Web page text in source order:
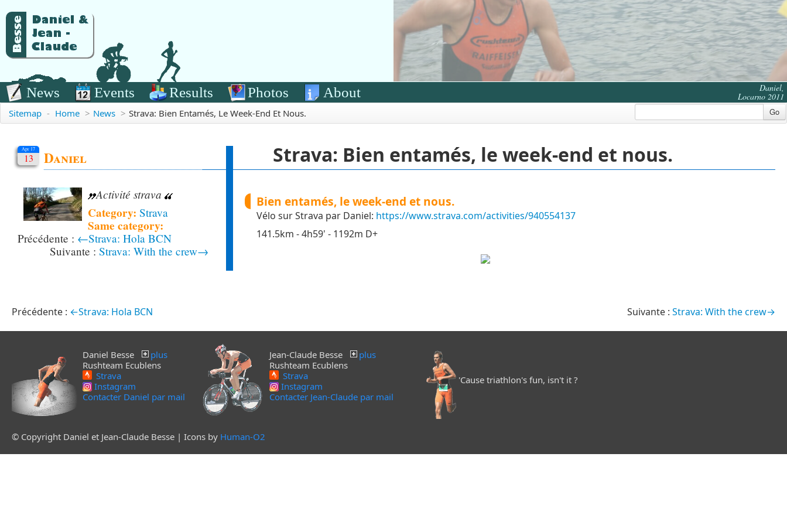
Daniel,
Locarno 2011
News Events Results Photos About
Go
Sitemap - Home > News > Strava: Bien Entamés, Le Week-End Et Nous.
Apr 17
13 Daniel
Activité strava
Category: Strava
Same category:
←Strava: Hola BCN
Strava: With the crew→
Strava: Bien entamés, le week-end et nous.
Bien entamés, le week-end et nous.
Vélo sur Strava par Daniel: https://www.strava.com/activities/940554137
141.5km - 4h59' - 1192m D+
←Strava: Hola BCN Strava: With the crew→
Daniel Besse
plus
Rushteam Ecublens
Strava
Instagram
Contacter Daniel par mail
Jean-Claude Besse
plus
Rushteam Ecublens
Strava
Instagram
Contacter Jean-Claude par mail
'Cause triathlon's fun, isn't it ?
© Copyright Daniel et Jean-Claude Besse | Icons by Human-O2